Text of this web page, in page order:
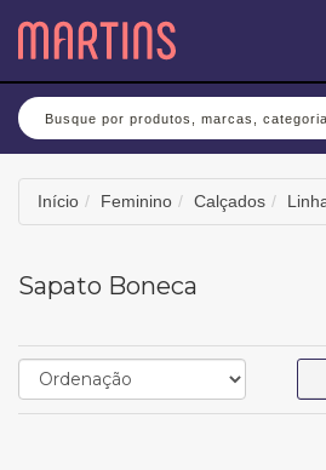
Busca
Início Feminino Calçados
Sapato Boneca